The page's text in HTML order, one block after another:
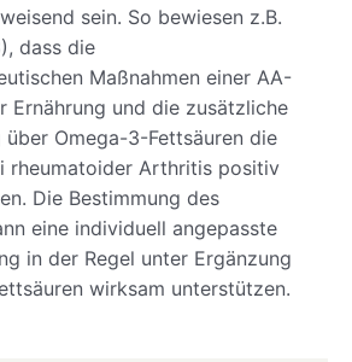
sein. So bewiesen z.B.
dass die
Maßnahmen einer AA-
Ernährung und die zusätzliche
über Omega-3-Fettsäuren die
rheumatoider Arthritis positiv
Die Bestimmung des
eine individuell angepasste
in der Regel unter Ergänzung
wirksam unterstützen.